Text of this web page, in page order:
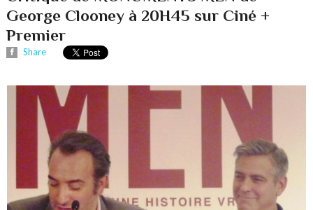
George Clooney à 20H45 sur Ciné +
Premier
Share